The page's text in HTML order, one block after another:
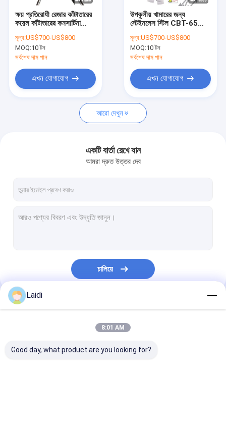
কারখানা ভ্রমণ
গুণগত মান নিয়ন্ত্রণ
খবর
একটি উদ্ধৃতি অনুরোধ করুন
মেটাল অস্থায়ী বেড়া
গবাদি পশু বেড়া প্যানেল
V Mesh নিরাপত্তা বেড়া
ক্ষয় প্রতিরোধী রেজার কাঁটাতারের
কয়েল কাঁটাতারের কনসার্টিনা
গ্যালভানাইজড বাধা
মূল্য:US$700-US$800
MOQ:10 টন
সর্বশেষ দাম পান
এখন যোগাযোগ
উপকূলীয় খামারের জন্য
স্টেইনলেস স্টিল CBT-65
কয়েল ক্ষয়রোধী
মূল্য:US$700-US$800
MOQ:10 টন
সর্বশেষ দাম পান
এখন যোগাযোগ
আরো দেখুন
একটি বার্তা রেখে যান
আমরা দ্রুত উত্তর দেব
চালিয়ে
আমাদের বিভাগসমূহ
Laidi
8:01 AM
Good day, what product are you looking for?